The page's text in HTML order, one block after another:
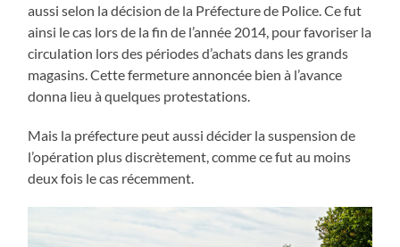
aussi selon la décision de la Préfecture de Police. Ce fut
ainsi le cas lors de la fin de l’année 2014, pour favoriser la
circulation lors des périodes d’achats dans les grands
magasins. Cette fermeture annoncée bien à l’avance
donna lieu à quelques protestations.
Mais la préfecture peut aussi décider la suspension de
l’opération plus discrètement, comme ce fut au moins
deux fois le cas récemment.